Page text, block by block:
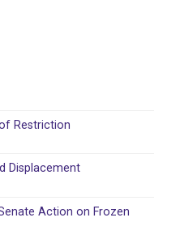
Restriction
Displacement
Action on Frozen